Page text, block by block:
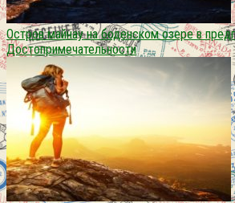
Остров майнау на боденском озере в
Достопримечательности